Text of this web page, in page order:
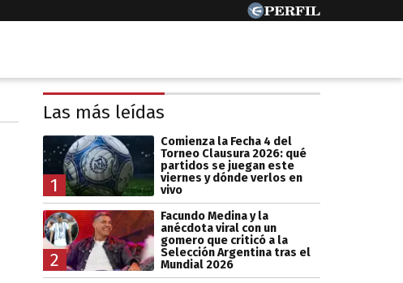
Las más leídas
1
Comienza la Fecha 4 del
Torneo Clausura 2026: qué
partidos se juegan este
viernes y dónde verlos en
vivo
2
Facundo Medina y la
anécdota viral con un
gomero que criticó a la
Selección Argentina tras el
Mundial 2026